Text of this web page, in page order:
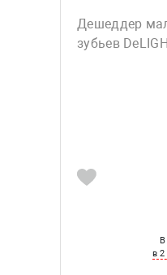
Дешеддер
зубьев
В
в 2